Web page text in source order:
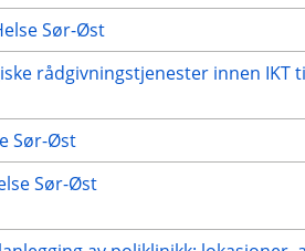
Sør-Øst
rådgivningstjenester innen IKT
Sør-Øst
Sør-Øst